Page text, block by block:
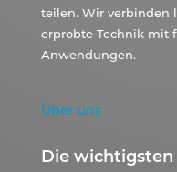
teilen. Wir verbinden
erprobte Technik mit
Anwendungen.
Über uns
Die wichtigsten